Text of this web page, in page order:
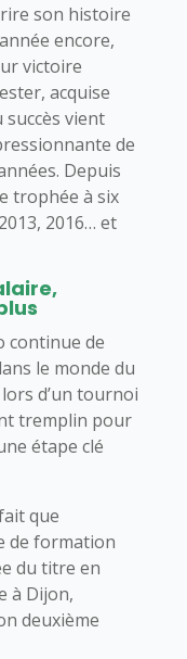
son histoire
encore,
victoire
acquise
succès vient
de
Depuis
trophée à six
2016… et
continue de
le monde du
d’un tournoi
tremplin pour
étape clé
que
de formation
du titre en
à Dijon,
deuxième